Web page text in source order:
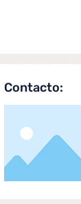
Contacto: